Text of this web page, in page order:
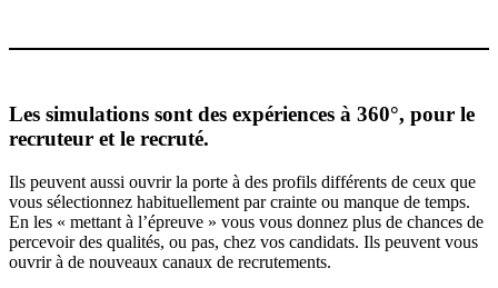
Les simulations sont des expériences à 360°, pour le
recruteur et le recruté.
Ils peuvent aussi ouvrir la porte à des profils différents de ceux que
vous sélectionnez habituellement par crainte ou manque de temps.
En les « mettant à l’épreuve » vous vous donnez plus de chances de
percevoir des qualités, ou pas, chez vos candidats. Ils peuvent vous
ouvrir à de nouveaux canaux de recrutements.